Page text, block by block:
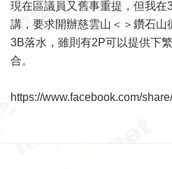
現在區議員又舊事重提，但我在
講，要求開辦慈雲山＜＞鑽石山
3B落水，雖則有2P可以提供下
合。
https://www.facebook.com/